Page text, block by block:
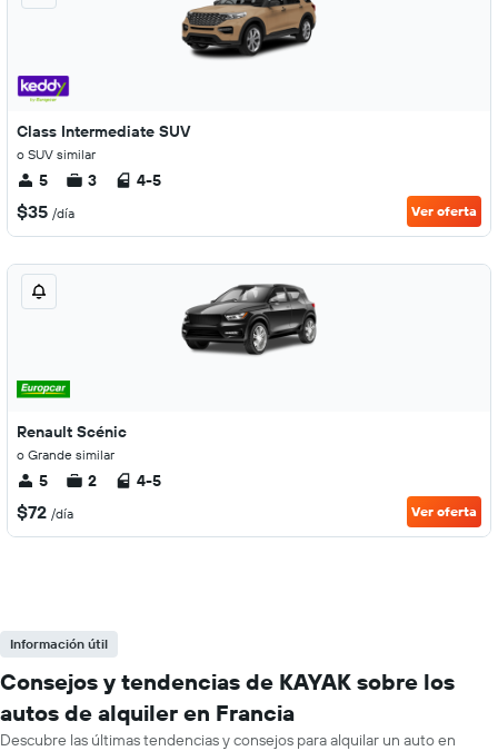
Class Intermediate SUV
o SUV similar
5 3 4-5
$35 /día Ver oferta
Renault Scénic
o Grande similar
5 2 4-5
$72 /día Ver oferta
Información útil
Consejos y tendencias de KAYAK sobre los
autos de alquiler en Francia
Descubre las últimas tendencias y consejos para alquilar un auto en